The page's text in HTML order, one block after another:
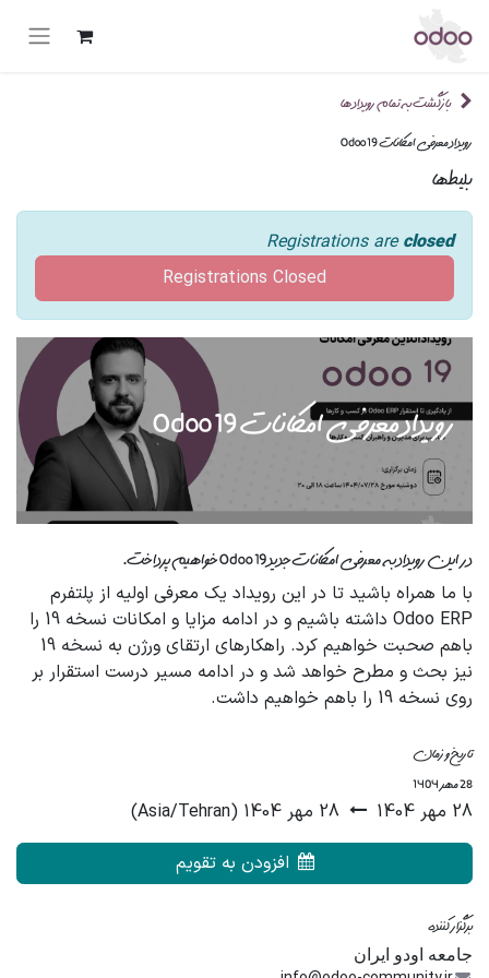
بازگشت به تمام رویداد ها
رویداد معرفی امکانات Odoo 19
بلیطها
Registrations areclosed
Registrations Closed
رویداد معرفی امکانات Odoo 19
در این رویداد به معرفی امکانات جدید Odoo 19 خواهیم پرداخت.
با ما همراه باشید تا در این رویداد یک معرفی اولیه از پلتفرم
Odoo ERP داشته باشیم و در ادامه مزایا و امکانات نسخه 19 را
باهم صحبت خواهیم کرد. راهکارهای ارتقای ورژن به نسخه 19
نیز بحث و مطرح خواهد شد و در ادامه مسیر درست استقرار بر
روی نسخه 19 را باهم خواهیم داشت.
تاریخ و زمان
28 مهر 1404
28 مهر 1404 28 مهر 1404 (
Asia/Tehran
)
افزودن به تقویم
برگزار کننده
جامعه اودو ایران